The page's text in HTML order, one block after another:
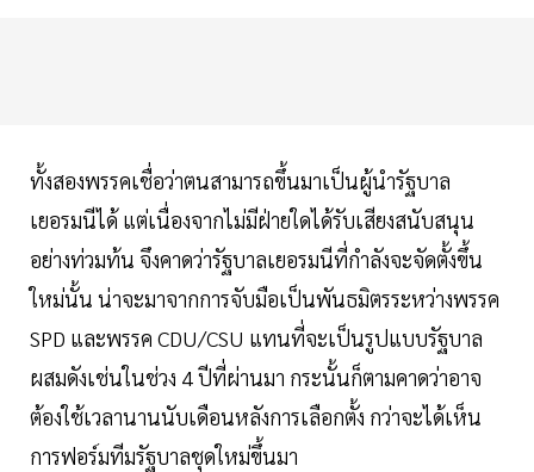
ทั้งสองพรรคเชื่อว่าตนสามารถขึ้นมาเป็นผู้นำรัฐบาล
เยอรมนีได้ แต่เนื่องจากไม่มีฝ่ายใดได้รับเสียงสนับสนุน
อย่างท่วมท้น จึงคาดว่ารัฐบาลเยอรมนีที่กำลังจะจัดตั้งขึ้น
ใหม่นั้น น่าจะมาจากการจับมือเป็นพันธมิตรระหว่างพรรค
SPD และพรรค CDU/CSU แทนที่จะเป็นรูปแบบรัฐบาล
ผสมดังเช่นในช่วง 4 ปีที่ผ่านมา กระนั้นก็ตามคาดว่าอาจ
ต้องใช้เวลานานนับเดือนหลังการเลือกตั้ง กว่าจะได้เห็น
การฟอร์มทีมรัฐบาลชุดใหม่ขึ้นมา